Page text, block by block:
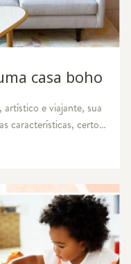
casa boho
e viajante, sua
características, certo?
pouco mais sobre o